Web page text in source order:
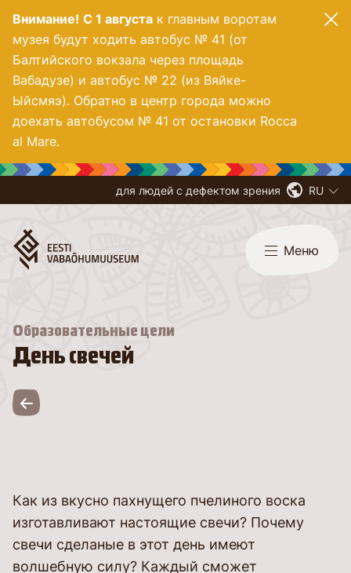
Внимание! С 1 августа к главным воротам
музея будут ходить автобус № 41 (от
Балтийского вокзала через площадь
Вабадузе) и автобус № 22 (из Вяйке-
Ыйсмяэ). Обратно в центр города можно
доехать автобусом № 41 от остановки Rocca
al Mare.
для людей с дефектом зрения RU
Меню
Образовательные цели
День свечей
Как из вкусно пахнущего пчелиного воска
изготавливают настоящие свечи? Почему
свечи сделаные в этот день имеют
волшебную силу? Каждый сможет